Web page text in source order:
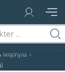
Miljöhylla /